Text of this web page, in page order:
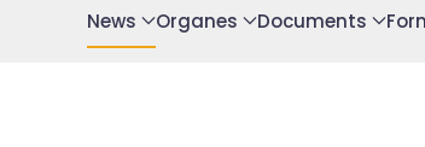
News Organes Documents